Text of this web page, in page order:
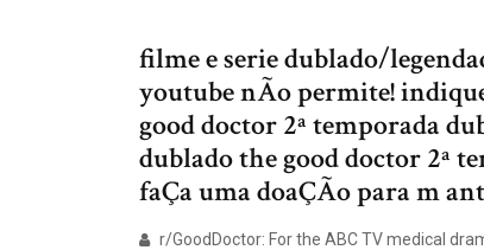
filme e serie dublado/
youtube nÃo permite!
good doctor 2ª temporada
dublado the good doctor 2ª
faÇa uma doaÇÃo para m
r/GoodDoctor: For the ABC TV medical